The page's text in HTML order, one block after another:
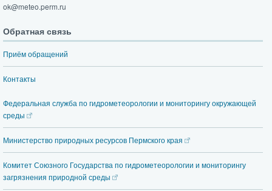
ok@meteo.perm.ru
Обратная связь
Приём обращений
Контакты
Федеральная служба по гидрометеорологии и мониторингу окружающей
среды
Министерство природных ресурсов Пермского края
Комитет Союзного Государства по гидрометеорологии и мониторингу
загрязнения природной среды